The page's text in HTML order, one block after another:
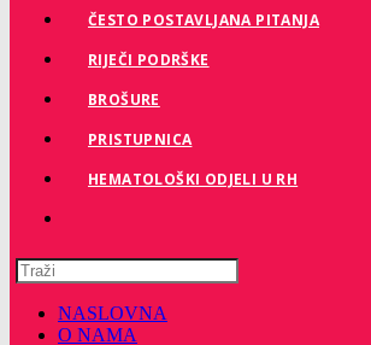
ČESTO POSTAVLJANA PITANJA
RIJEČI PODRŠKE
BROŠURE
PRISTUPNICA
HEMATOLOŠKI ODJELI U RH
Pretražite
ovu
web
stranicu
NASLOVNA
O NAMA